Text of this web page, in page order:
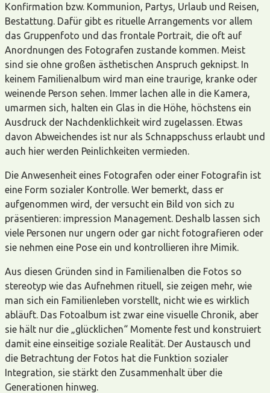
Konfirmation bzw. Kommunion, Partys, Urlaub und Reisen,
Bestattung. Dafür gibt es rituelle Arrangements vor allem
das Gruppenfoto und das frontale Portrait, die oft auf
Anordnungen des Fotografen zustande kommen. Meist
sind sie ohne großen ästhetischen Anspruch geknipst. In
keinem Familienalbum wird man eine traurige, kranke oder
weinende Person sehen. Immer lachen alle in die Kamera,
umarmen sich, halten ein Glas in die Höhe, höchstens ein
Ausdruck der Nachdenklichkeit wird zugelassen. Etwas
davon Abweichendes ist nur als Schnappschuss erlaubt und
auch hier werden Peinlichkeiten vermieden.
Die Anwesenheit eines Fotografen oder einer Fotografin ist
eine Form sozialer Kontrolle. Wer bemerkt, dass er
aufgenommen wird, der versucht ein Bild von sich zu
präsentieren: impression Management. Deshalb lassen sich
viele Personen nur ungern oder gar nicht fotografieren oder
sie nehmen eine Pose ein und kontrollieren ihre Mimik.
Aus diesen Gründen sind in Familienalben die Fotos so
stereotyp wie das Aufnehmen rituell, sie zeigen mehr, wie
man sich ein Familienleben vorstellt, nicht wie es wirklich
abläuft. Das Fotoalbum ist zwar eine visuelle Chronik, aber
sie hält nur die „glücklichen“ Momente fest und konstruiert
damit eine einseitige soziale Realität. Der Austausch und
die Betrachtung der Fotos hat die Funktion sozialer
Integration, sie stärkt den Zusammenhalt über die
Generationen hinweg.